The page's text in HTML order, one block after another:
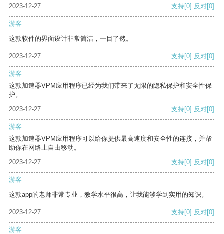
2023-12-27
支持[0] 反对[0]
游客
这款软件的界面设计非常简洁，一目了然。
2023-12-27 支持[0] 反对[0]
游客
这款加速器VPM应用程序已经为我们带来了无限的隐私保护和安全性保
护。
2023-12-27
支持[0] 反对[0]
游客
这款加速器VPM应用程序可以给你提供最高速度和安全性的连接，并帮
助你在网络上自由移动。
2023-12-27
支持[0] 反对[0]
游客
这款app的老师非常专业，教学水平很高，让我能够学到实用的知识。
2023-12-27 支持[0] 反对[0]
游客